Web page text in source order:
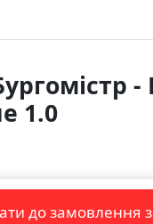
-
1.0
до замовлення